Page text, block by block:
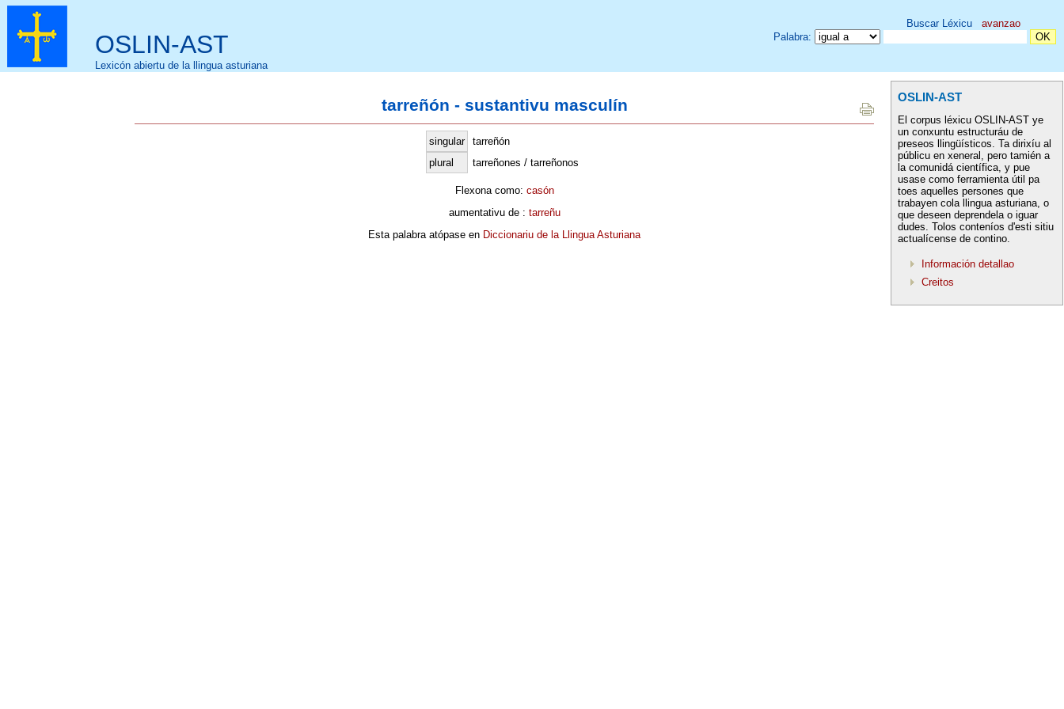
OSLIN-AST
Lexicón abiertu de la llingua asturiana
Buscar Léxicu avanzao
Palabra:
tarreñón - sustantivu masculín
singular
tarreñón
plural
tarreñones / tarreñonos
Flexona como: casón
aumentativu de : tarreñu
Esta palabra atópase en Diccionariu de la Llingua Asturiana
OSLIN-AST
El corpus léxicu OSLIN-AST ye
un conxuntu estructuráu de
preseos llingüísticos. Ta dirixíu al
públicu en xeneral, pero tamién a
la comunidá científica, y pue
usase como ferramienta útil pa
toes aquelles persones que
trabayen cola llingua asturiana, o
que deseen deprendela o iguar
dudes. Tolos conteníos d'esti sitiu
actualícense de contino.
Información detallao
Creitos